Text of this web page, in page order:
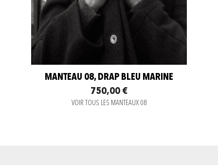
MANTEAU 08, DRAP BLEU MARINE
750,00 €
VOIR TOUS LES MANTEAUX 08